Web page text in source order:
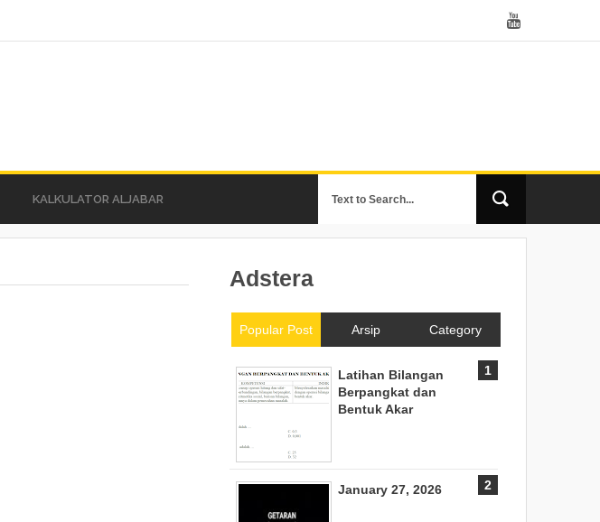
KALKULATOR ALJABAR
Adstera
Popular Post Arsip Category
Latihan Bilangan
Berpangkat dan
Bentuk Akar
January 27, 2026